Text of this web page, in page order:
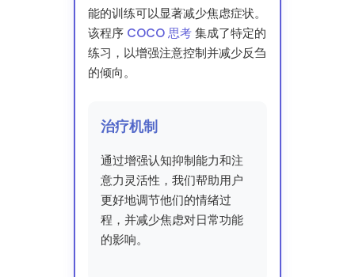
能的训练可以显著减少焦虑症状。
该程序 COCO 思考集成了特定的
练习，以增强注意控制并减少反刍
的倾向。
治疗机制
通过增强认知抑制能力和注
意力灵活性，我们帮助用户
更好地调节他们的情绪过
程，并减少焦虑对日常功能
的影响。